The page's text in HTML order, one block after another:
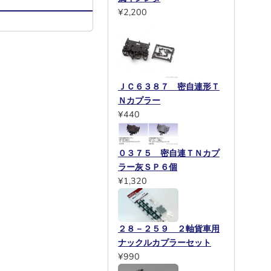
¥2,200
ＪＣ６３８７ 密自連形Ｔ
Ｎカプラー
¥440
０３７５ 密自連ＴＮカプ
ラー灰ＳＰ６個
¥1,320
２８－２５９ ２軸貨車用
ナックルカプラーセット
¥990